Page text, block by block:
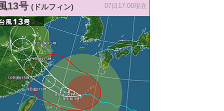
13号 (ドルフィン) 07日17:00現在